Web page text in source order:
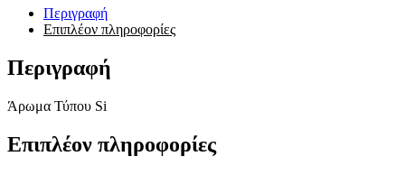
Περιγραφή
Επιπλέον πληροφορίες
Περιγραφή
Άρωμα Τύπου Si
Επιπλέον πληροφορίες